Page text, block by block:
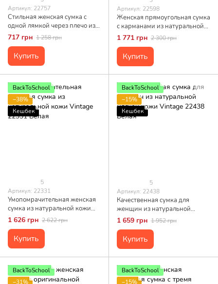
Артикул: 22757
Стильная женская сумка с
одной лямкой через плечо из
экокожи Vintage 22757 Белый
717 грн 1 258 грн
Купить
Артикул: 22598
Женская прямоугольная сумка
с карманами из натуральной
кожи Vintage 22598 Белая
1 771 грн 2 300 грн
Купить
BackToSchool
−38%
Кешбек
5
Артикул: 22331
Умопомрачительная женская
сумка из натуральной кожи
Vintage 22331 Белая
1 626 грн 2 622 грн
Купить
BackToSchool
−15%
Кешбек
5
Артикул: 22438
Качественная сумка для
женщин из натуральной
мягкой кожи Vintage 22438
1 659 грн 1 952 грн
Купить
BackToSchool
−31%
BackToSchool
−15%